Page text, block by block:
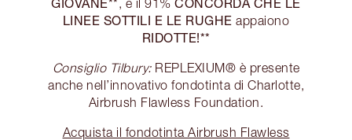
, e il 91%
LINEE SOTTILI E LE RUGHE appaiono
RIDOTTE!**
Consiglio Tilbury:REPLEXIUM® è presente
anche nell’innovativo fondotinta di Charlotte,
Airbrush Flawless Foundation.
Acquista il fondotinta Airbrush Flawless